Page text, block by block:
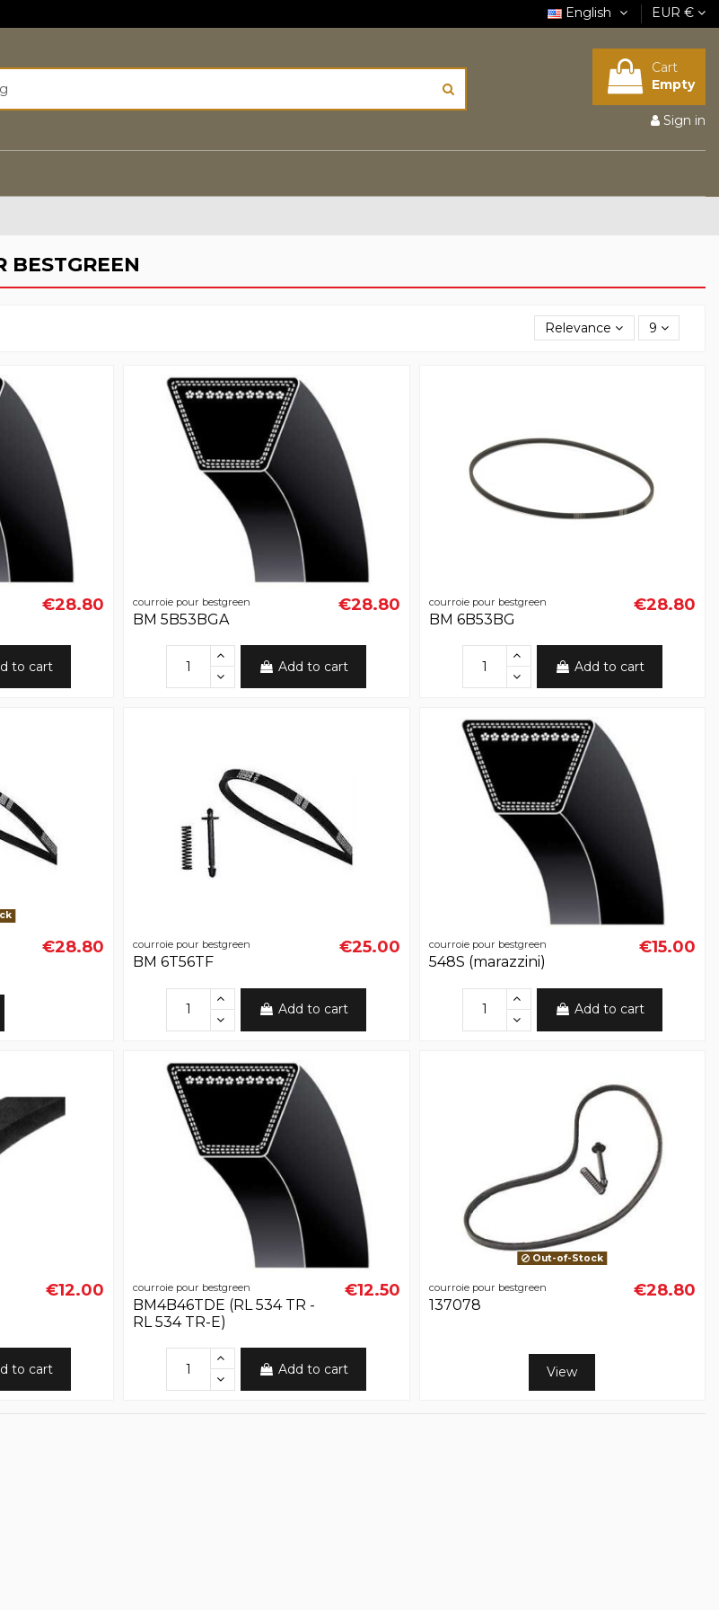
English EUR €
Cart
Empty
Sign in
BESTGREEN
Relevance 9
€28.80
to cart
courroie pour bestgreen
BM 5B53BGA
€28.80
Add to cart
courroie pour bestgreen
BM 6B53BG
€28.80
Add to cart
€28.80 courroie pour bestgreen
BM 6T56TF
€25.00
Add to cart
courroie pour bestgreen
548S (marazzini)
€15.00
Add to cart
€12.00
to cart
courroie pour bestgreen
BM4B46TDE (RL 534 TR -
RL 534 TR-E)
€12.50
Add to cart
Out-of-Stock
courroie pour bestgreen
137078
€28.80
View